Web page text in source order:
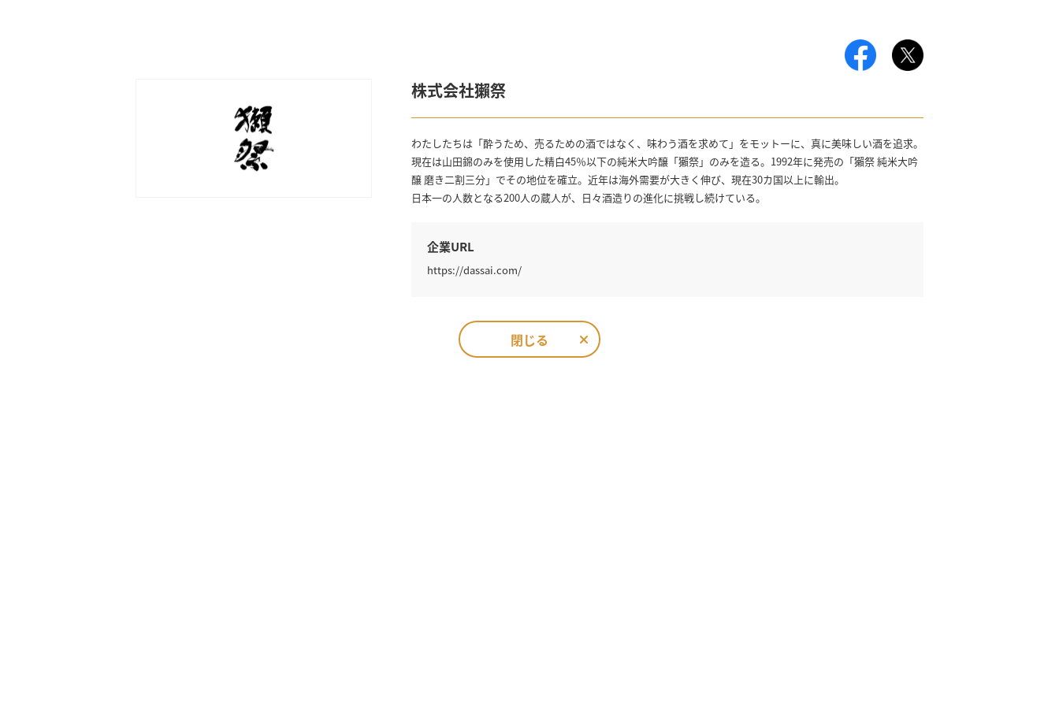
株式会社獺祭
わたしたちは「酔うため、売るための酒ではなく、味わう酒を求めて」をモットーに、真に美味しい酒を追求。
現在は山田錦のみを使用した精白45％以下の純米大吟醸「獺祭」のみを造る。1992年に発売の「獺祭 純米大吟
醸 磨き二割三分」でその地位を確立。近年は海外需要が大きく伸び、現在30カ国以上に輸出。
日本一の人数となる200人の蔵人が、日々酒造りの進化に挑戦し続けている。
企業URL
https://dassai.com/
閉じる